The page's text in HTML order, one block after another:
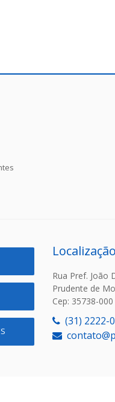
Localização
Rua Pref. João
Prudente de
Cep: 35738-000
(31) 2222-